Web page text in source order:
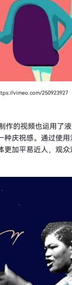
vimeo.com/250923927
作的视频也运用了
种庆祝感。通过使
更加平易近人，观